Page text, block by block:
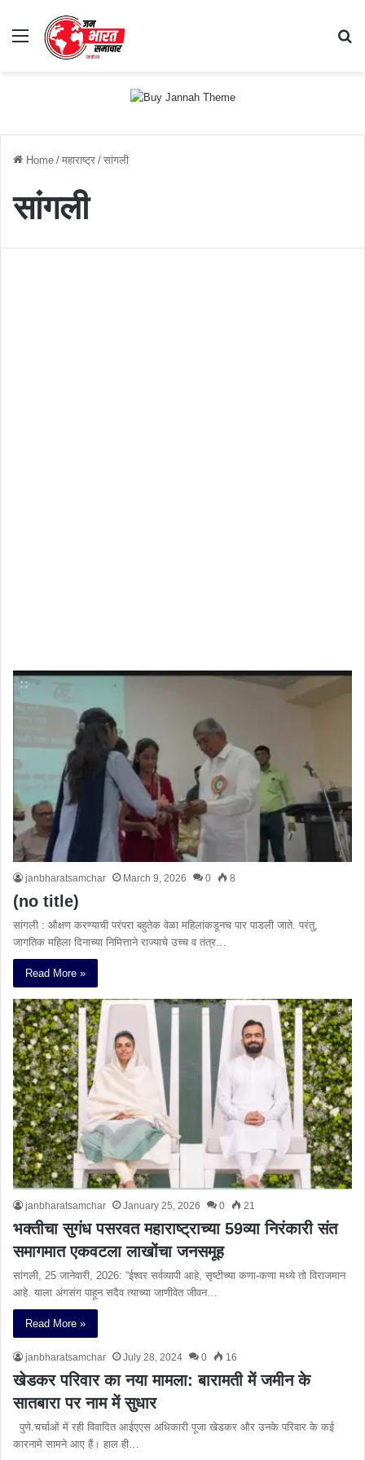
Menu
Home / महाराष्ट्र / सांगली
सांगली
janbharatsamchar March 9, 2026 0 8
(no title)
सांगली : औक्षण करण्याची परंपरा बहुतेक वेळा महिलांकडूनच पार पाडली जाते. परंतु,
जागतिक महिला दिनाच्या निमित्ताने राज्याचे उच्च व तंत्र…
Read More »
janbharatsamchar January 25, 2026 0 21
भक्तीचा सुगंध पसरवत महाराष्ट्राच्या 59व्या निरंकारी संत
समागमात एकवटला लाखोंचा जनसमूह
सांगली, 25 जानेवारी, 2026: “ईश्वर सर्वव्यापी आहे, सृष्टीच्या कणा-कणा मध्ये तो विराजमान
आहे. याला अंगसंग पाहून सदैव त्याच्या जाणीवेत जीवन…
Read More »
janbharatsamchar July 28, 2024 0 16
खेडकर परिवार का नया मामला: बारामती में जमीन के
सातबारा पर नाम में सुधार
पुणे.चर्चाओं में रही विवादित आईएएस अधिकारी पूजा खेडकर और उनके परिवार के कई
कारनामे सामने आए हैं। हाल ही…